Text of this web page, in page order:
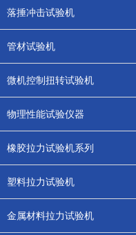
落捶冲击试验机
管材试验机
微机控制扭转试验机
物理性能试验仪器
橡胶拉力试验机系列
塑料拉力试验机
金属材料拉力试验机